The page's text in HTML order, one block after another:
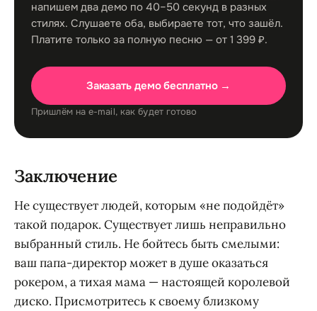
напишем два демо по 40–50 секунд в разных
стилях. Слушаете оба, выбираете тот, что зашёл.
Платите только за полную песню — от 1 399 ₽.
Заказать демо бесплатно →
Пришлём на e-mail, как будет готово
Заключение
Не существует людей, которым «не подойдёт»
такой подарок. Существует лишь неправильно
выбранный стиль. Не бойтесь быть смелыми:
ваш папа-директор может в душе оказаться
рокером, а тихая мама — настоящей королевой
диско. Присмотритесь к своему близкому